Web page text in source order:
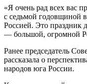
«Я очень рад всех вас
с седьмой годовщиной
Россией. Это праздник
— большой, огромной
Ранее председатель
рассказала о
народов юга России.